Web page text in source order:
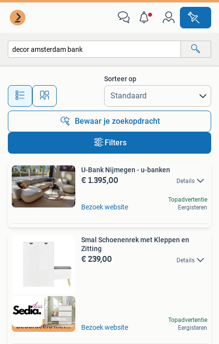
Alle afstanden…
Sorteer op
Bewaar je zoekopdracht
Filters
U-Bank Nijmegen - u-banken
€ 1.395,00 Details
Bezoek website
Topadvertentie
Eergisteren
Beoordeeld met 9+
Smal Schoenenrek met Kleppen en
Zitting
€ 239,00 Details
Bezoek website
Topadvertentie
Eergisteren